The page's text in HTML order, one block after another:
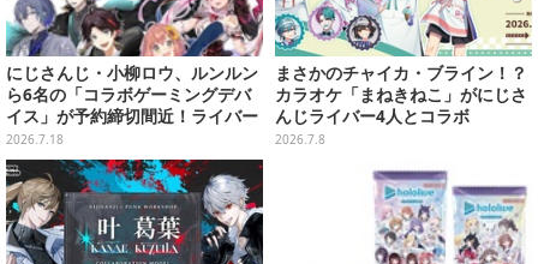
にじさんじ・小柳ロウ、ルンルン
ら6名の「コラボゲーミングデバ
イス」が予約締切間近！ライバー
完全監修のキーボード等をライン
ナップ
2026.7.18
まさかのチャイカ・ブライン！？
カラオケ「まねきねこ」がにじさ
んじライバー4人とコラボ
2026.7.8